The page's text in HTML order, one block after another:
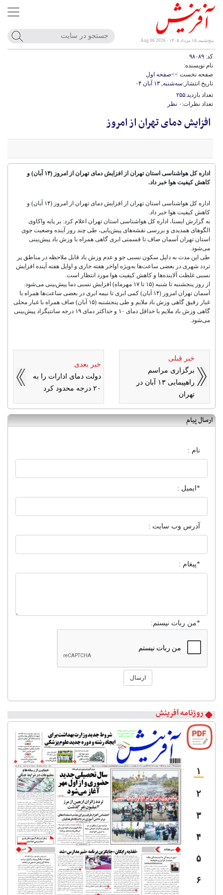
پنج‌شنبه, ۱۵ مرداد ۱۴۰۵ - Aug 06 2026
کد:
نام نویسنده:
صفحه نخست >>صفحه اول
تاریخ انتشار:سه‌شنبه, ۱۳ آبان ۰۴
تعداد بازدید:۲۵۵
تعداد نظرات: ۰ نظر
افزایش دمای تهران از امروز
اداره‌ کل هواشناسی استان تهران از افزایش دمای تهران از امروز (۱۴ آبان) و
کاهش کیفیت هوا خبر داد.
اداره‌ کل هواشناسی استان تهران از افزایش دمای تهران از امروز (۱۴ آبان) و
کاهش کیفیت هوا خبر داد.
به‌ گزارش ایسنا، اداره‌ کل هواشناسی استان تهران اعلام کرد: بر پایه واکاوی
الگوهای همدیدی و بررسی نقشه‌های پیش‌یابی، طی چند روز آینده وضعیت جوی
استان تهران آسمان صاف تا قسمتی ابری گاهی همراه با وزش باد پیش‌بینی
می‌شود.
طی این مدت به دلیل سکون نسبی جو و عدم وزش باد قابل ملاحظه در مناطق پر
تردد شهری در بعضی ساعت‌ها به‌ویژه اواخر هفته جاری و اوایل هفته آینده افزایش
نسبی غلظت آلاینده‌ها و کاهش کیفیت هوا مورد انتظار است.
از روز پنجشنبه تا شنبه (۱۵ تا ۱۷ مهرماه) افزایش نسبی دما پیش‌بینی می‌شود.
آسمان تهران امروز (۱۴ آبان) کمی ابری تا نیمه ابری در بعضی ساعت‌ها همراه با
غبار رقیق گاهی وزش باد ملایم و طی پنجشنبه (۱۵ آبان) صاف همراه با غبار محلی
گاهی وزش باد ملایم با حداقل دمای ۱۰ و حداکثر دمای ۱۹ درجه سانتیگراد پیش‌بینی
می‌شود.
خبر قبلی
برگزاری مراسم
راهپیمایی ۱۳ آبان در
تهران
خبر بعدی
دولت دمای ادارات را به
۲۰ درجه محدود کرد
ارسال پیام
نام :
*ایمیل :
آدرس وب سایت :
*پیغام :
*من ربات نیستم:
ارسال
روزنامه آفرینش
۱
۲
۳
۴
۵
۶